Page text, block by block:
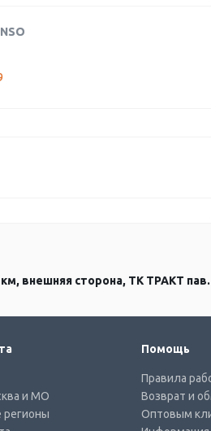
внешняя сторона, ТК ТРАКТ
и МО
регионы
Помощь
Правила
Возврат и
Оптовым